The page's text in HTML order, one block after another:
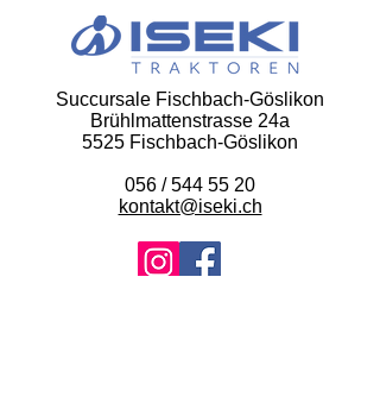
Succursale Fischbach-Göslikon
Brühlmattenstrasse 24a
5525 Fischbach-Göslikon
056 / 544 55 20
kontakt@iseki.ch